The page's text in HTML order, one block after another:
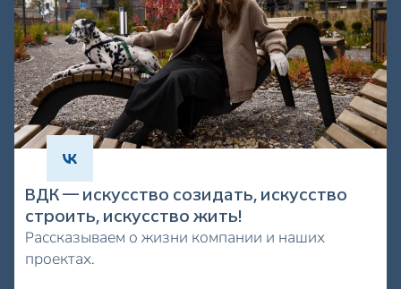
ВДК — искусство созидать, искусство
строить, искусство жить!
Рассказываем о жизни компании и наших
проектах.